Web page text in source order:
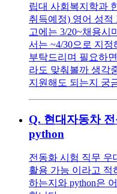
립대 사회복지학과
취득예정) 영어 성
고에는 3/20~채용시
서는 ~4/30으로 지
부탁드리며 필요하
라도 맞춰볼까 생각
지원해도 되는지 궁
Q. 현대자동차
python
전동화 시험 직무 우
활용 가능 이라고 적
하는지와 python은